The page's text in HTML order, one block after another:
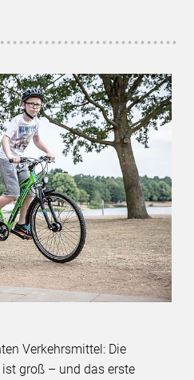
Verkehrsmittel: Die
groß – und das erste